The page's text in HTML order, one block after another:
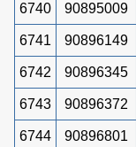
6740 90895009
6741 90896149
6742 90896345
6743 90896372
6744 90896801